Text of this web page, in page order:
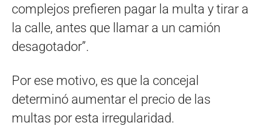
complejos prefieren pagar la multa y tirar a
la calle, antes que llamar a un camión
desagotador”.
Por ese motivo, es que la concejal
determinó aumentar el precio de las
multas por esta irregularidad.